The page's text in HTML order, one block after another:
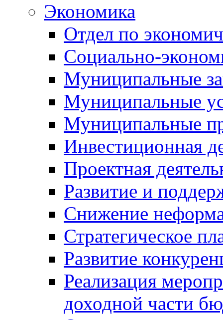
Экономика
Отдел по
Социально-
Муниципальные
Муниципальные
Муниципальные
Инвестиционная
Проектная
Развитие и
Снижение
Стратегическое
Развитие
Реализация
доходной части